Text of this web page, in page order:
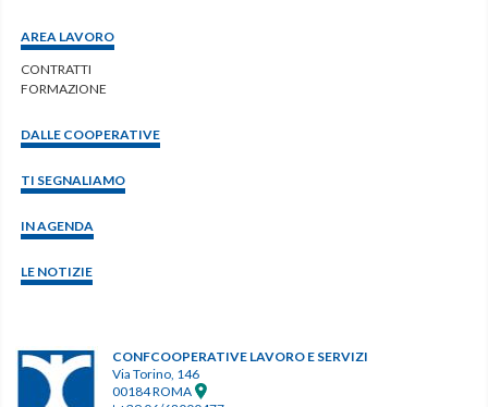
AREA LAVORO
CONTRATTI
FORMAZIONE
DALLE COOPERATIVE
TI SEGNALIAMO
IN AGENDA
LE NOTIZIE
CONFCOOPERATIVE LAVORO E SERVIZI
Via Torino, 146
00184 ROMA